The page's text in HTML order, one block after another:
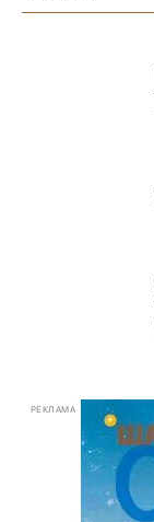
РЕКЛАМА